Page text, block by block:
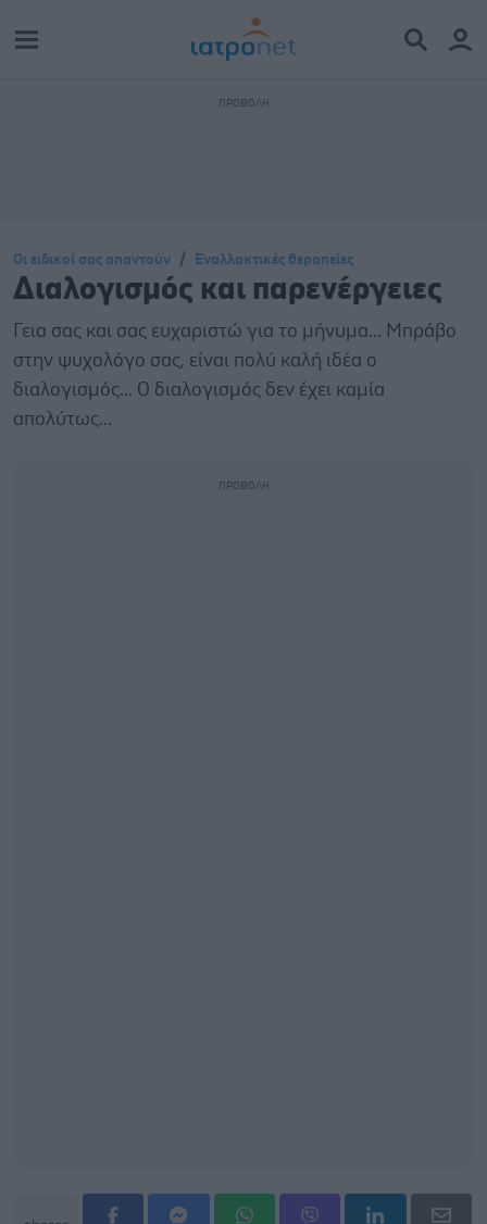
Οι ειδικοί σας απαντούν Εναλλακτικές θεραπείες
Διαλογισμός και παρενέργειες
Γεια σας και σας ευχαριστώ για το μήνυμα... Μπράβο
στην ψυχολόγο σας, είναι πολύ καλή ιδέα ο
διαλογισμός... Ο διαλογισμός δεν έχει καμία
απολύτως...